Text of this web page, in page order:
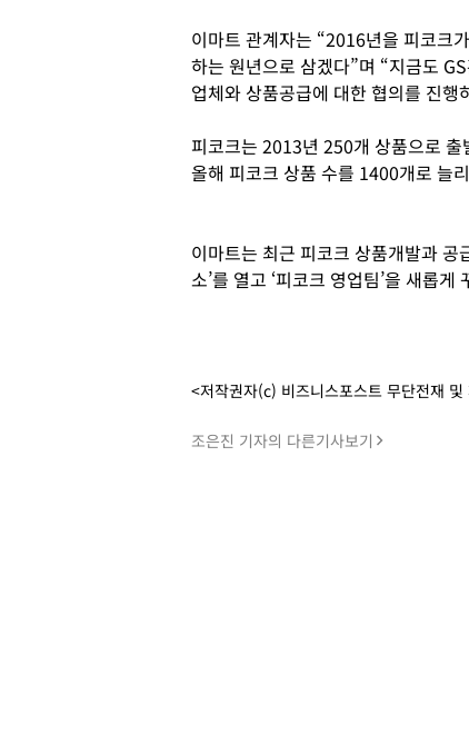
이마트 관계자는 “2016년을 피코크
하는 원년으로 삼겠다”며 “지금도
업체와 상품공급에 대한 협의를 진행
피코크는 2013년 250개 상품으로
올해 피코크 상품 수를 1400개로 늘
이마트는 최근 피코크 상품개발과 공
소’를 열고 ‘피코크 영업팀’을 새롭
<저작권자(c) 비즈니스포스트 무단전재 및
조은진 기자의 다른기사보기